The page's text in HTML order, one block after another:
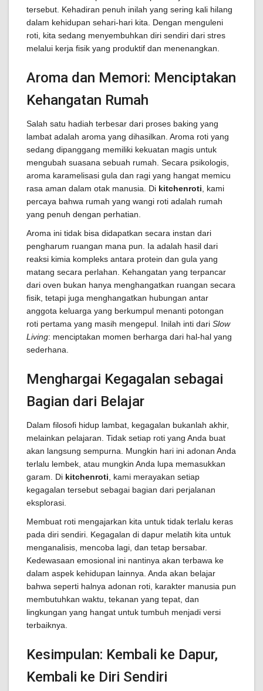
tersebut. Kehadiran penuh inilah yang sering kali hilang
dalam kehidupan sehari-hari kita. Dengan menguleni
roti, kita sedang menyembuhkan diri sendiri dari stres
melalui kerja fisik yang produktif dan menenangkan.
Aroma dan Memori: Menciptakan
Kehangatan Rumah
Salah satu hadiah terbesar dari proses baking yang
lambat adalah aroma yang dihasilkan. Aroma roti yang
sedang dipanggang memiliki kekuatan magis untuk
mengubah suasana sebuah rumah. Secara psikologis,
aroma karamelisasi gula dan ragi yang hangat memicu
rasa aman dalam otak manusia. Di kitchenroti , kami
percaya bahwa rumah yang wangi roti adalah rumah
yang penuh dengan perhatian.
Aroma ini tidak bisa didapatkan secara instan dari
pengharum ruangan mana pun. Ia adalah hasil dari
reaksi kimia kompleks antara protein dan gula yang
matang secara perlahan. Kehangatan yang terpancar
dari oven bukan hanya menghangatkan ruangan secara
fisik, tetapi juga menghangatkan hubungan antar
anggota keluarga yang berkumpul menanti potongan
roti pertama yang masih mengepul. Inilah inti dari Slow
Living: menciptakan momen berharga dari hal-hal yang
sederhana.
Menghargai Kegagalan sebagai
Bagian dari Belajar
Dalam filosofi hidup lambat, kegagalan bukanlah akhir,
melainkan pelajaran. Tidak setiap roti yang Anda buat
akan langsung sempurna. Mungkin hari ini adonan Anda
terlalu lembek, atau mungkin Anda lupa memasukkan
garam. Di kitchenroti , kami merayakan setiap
kegagalan tersebut sebagai bagian dari perjalanan
eksplorasi.
Membuat roti mengajarkan kita untuk tidak terlalu keras
pada diri sendiri. Kegagalan di dapur melatih kita untuk
menganalisis, mencoba lagi, dan tetap bersabar.
Kedewasaan emosional ini nantinya akan terbawa ke
dalam aspek kehidupan lainnya. Anda akan belajar
bahwa seperti halnya adonan roti, karakter manusia pun
membutuhkan waktu, tekanan yang tepat, dan
lingkungan yang hangat untuk tumbuh menjadi versi
terbaiknya.
Kesimpulan: Kembali ke Dapur,
Kembali ke Diri Sendiri